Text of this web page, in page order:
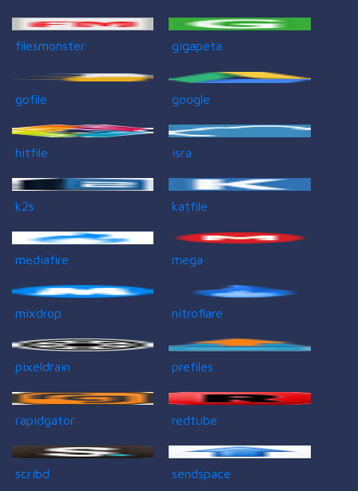
filesmonster gigapeta
gofile google
hitfile isra
k2s katfile
mediafire mega
mixdrop nitroflare
pixeldrain prefiles
rapidgator redtube
scribd sendspace